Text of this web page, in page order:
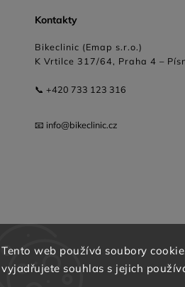
Tento web používá soubory
vyjadřujete souhlas s jejich
Kontakty
Bikeclinic (Emap s.r.o.)
K Vrtilce 317/64, Praha 4 –
📞 +420 733 123 316
📧 info@bikeclinic.cz